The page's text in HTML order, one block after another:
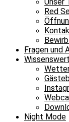
Red
Fragen und
Night Mode